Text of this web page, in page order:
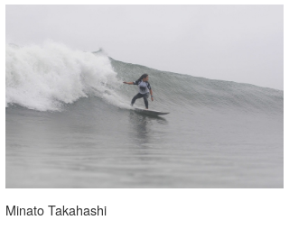
Minato Takahashi